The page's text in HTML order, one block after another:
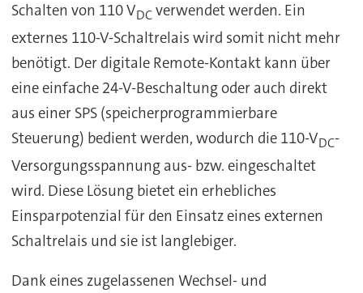
Schalten von 110 VDCverwendet werden. Ein
externes 110-V-Schaltrelais wird somit nicht mehr
benötigt. Der digitale Remote-Kontakt kann über
eine einfache 24-V-Beschaltung oder auch direkt
aus einer SPS (speicherprogrammierbare
Steuerung) bedient werden, wodurch die 110-VDC-
Versorgungsspannung aus- bzw. eingeschaltet
wird. Diese Lösung bietet ein erhebliches
Einsparpotenzial für den Einsatz eines externen
Schaltrelais und sie ist langlebiger.
Dank eines zugelassenen Wechsel- und